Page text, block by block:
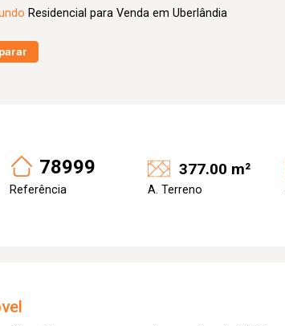
Residencial para Venda em Uberlândia
78999
Referência
377.00 m²
A. Terreno